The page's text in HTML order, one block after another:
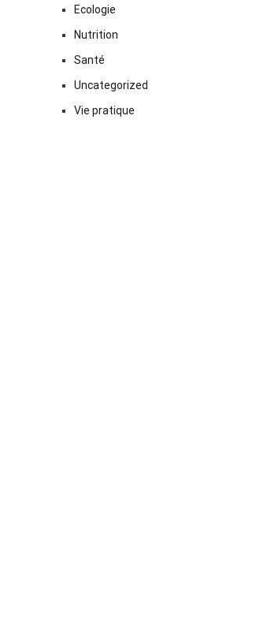
Ecologie
Nutrition
Santé
Uncategorized
Vie pratique